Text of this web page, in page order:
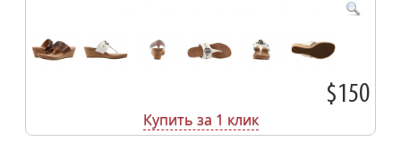
$150
Купить за 1 клик